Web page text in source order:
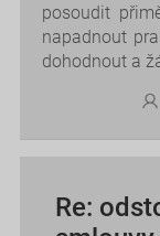
posoudit
napadnout
dohodnout a
Re: